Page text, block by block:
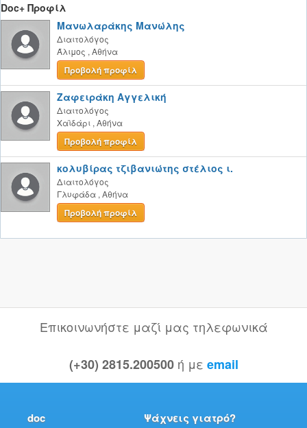
Doc+ Προφίλ
Μανωλαράκης Μανώλης
Διαιτολόγος
Άλιμος , Αθήνα
Προβολή προφίλ
Ζαφειράκη Αγγελική
Διαιτολόγος
Χαϊδάρι , Αθήνα
Προβολή προφίλ
κολυβίρας τζιβανιώτης στέλιος ι.
Διαιτολόγος
Γλυφάδα , Αθήνα
Προβολή προφίλ
Επικοινωνήστε μαζί μας τηλεφωνικά
(+30) 2815.200500 ή με email
doc Ψάχνεις γιατρό?